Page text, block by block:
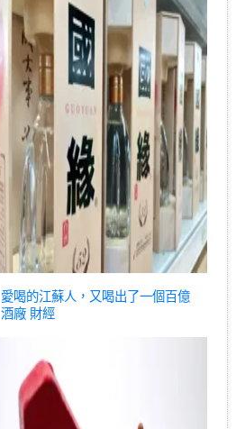
愛喝的江蘇人，又喝出了一個百億
酒廠 財經